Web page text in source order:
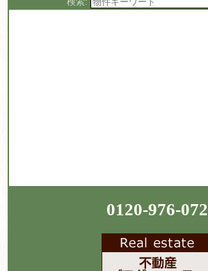
0120-976-072